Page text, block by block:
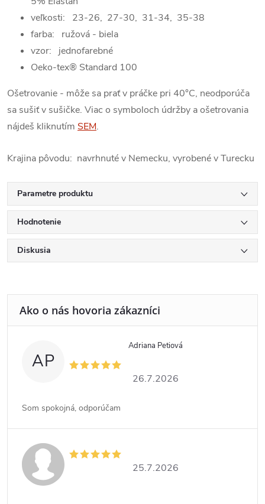
veľkosti:
23-26, 27-30, 31-34, 35-38
farba: ružová - biela
vzor: jednofarebné
Oeko-tex® Standard 100
Ošetrovanie - môže sa prať v práčke pri 40°C, neodporúča
sa sušiť v sušičke. Viac o symboloch údržby a ošetrovania
nájdeš kliknutím SEM.
Krajina pôvodu: navrhnuté v Nemecku, vyrobené v Turecku
Parametre produktu
Hodnotenie
Diskusia
AP
Adriana Petiová
26.7.2026
Som spokojná, odporúčam
25.7.2026